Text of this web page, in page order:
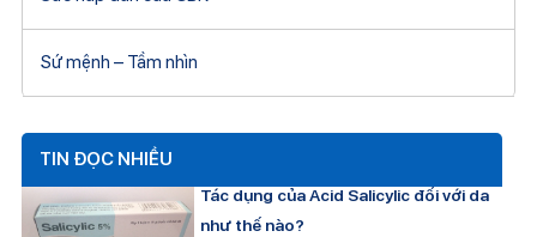
Sứ mệnh – Tầm nhìn
TIN ĐỌC NHIỀU
Tác dụng của Acid Salicylic đối với da
như thế nào?